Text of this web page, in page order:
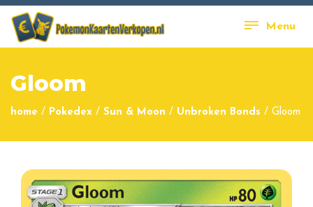
Menu
Gloom
home / Pokedex / Sun & Moon / Unbroken Bonds / Gloom